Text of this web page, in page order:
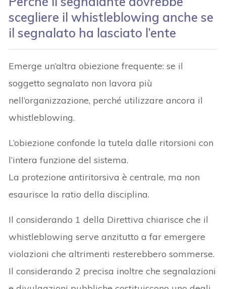
scegliere il whistleblowing anche se
il segnalato ha lasciato l’ente
Emerge un’altra obiezione frequente: se il
soggetto segnalato non lavora più
nell’organizzazione, perché utilizzare ancora il
whistleblowing.
L’obiezione confonde la tutela dalle ritorsioni con
l’intera funzione del sistema.
La protezione antiritorsiva è centrale, ma non
esaurisce la ratio della disciplina.
Il considerando 1 della Direttiva chiarisce che il
whistleblowing serve anzitutto a far emergere
violazioni che altrimenti resterebbero sommerse.
Il considerando 2 precisa inoltre che segnalazioni